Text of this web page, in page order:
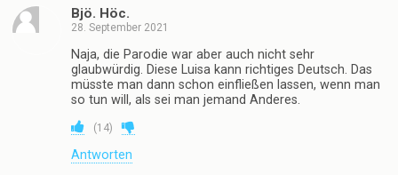
Bjö. Höc.
28. September 2021
Naja, die Parodie war aber auch nicht sehr
glaubwürdig. Diese Luisa kann richtiges Deutsch. Das
müsste man dann schon einfließen lassen, wenn man
so tun will, als sei man jemand Anderes.
(14)
Antworten